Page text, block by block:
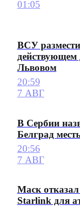
01:05
ВСУ
действующем
Львовом
20:59
7 АВГ
В Сербии
Белград
20:56
7 АВГ
Маск
Starlink для